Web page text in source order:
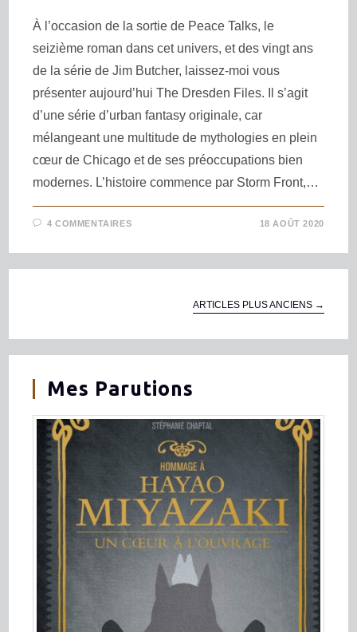
À l’occasion de la sortie de Peace Talks, le
seizième roman dans cet univers, et des vingt ans
de la série de Jim Butcher, laissez-moi vous
présenter aujourd’hui The Dresden Files. Il s’agit
d’une série d’urban fantasy originale, car
mélangeant une multitude de mythologies en plein
cœur de Chicago et de ses préoccupations bien
modernes. L’histoire commence par Storm Front,…
4 COMMENTAIRES 18 AOÛT 2020
ARTICLES PLUS ANCIENS →
Mes Parutions